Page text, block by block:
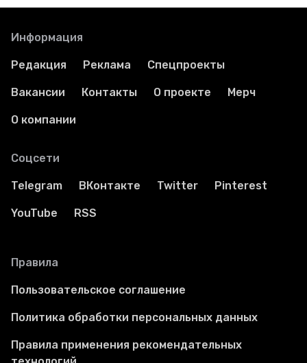
Информация
Редакция Реклама Спецпроекты
Вакансии Контакты О проекте Мерч
О компании
Соцсети
Telegram ВКонтакте Twitter Pinterest
YouTube RSS
Правила
Пользовательское соглашение
Политика обработки персональных данных
Правила применения рекомендательных